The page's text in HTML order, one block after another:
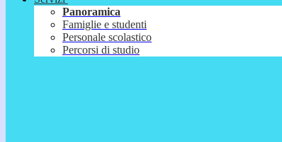
Panoramica
Famiglie e studenti
Personale scolastico
Percorsi di studio